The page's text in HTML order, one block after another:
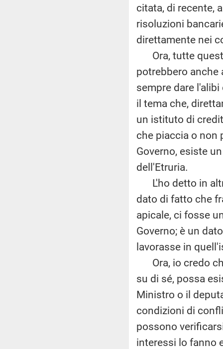
citata, di recente,
risoluzioni
direttamente nei
Ora, tutte
potrebbero anche
sempre dare l'alibi
il tema che,
un istituto di
che piaccia o non
Governo, esiste
dell'Etruria.
L'ho detto in
dato di fatto che
apicale, ci fosse
Governo; è un
lavorasse in
Ora, io credo
su di sé, possa
Ministro o il
condizioni di
possono
interessi lo fanno